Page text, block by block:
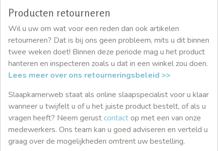
Producten retourneren
Wil u uw om wat voor een reden dan ook artikelen
retourneren? Dat is bij ons geen probleem, mits u dit binnen
twee weken doet! Binnen deze periode mag u het product
hanteren en inspecteren zoals u dat in een winkel zou doen.
Lees meer over ons retourneringsbeleid >>
Slaapkamerweb staat als online slaapspecialist voor u klaar
wanneer u twijfelt u of u het juiste product bestelt, of als u
vragen heeft? Neem gerustcontactop met een van onze
medewerkers. Ons team kan u goed adviseren en verteld u
graag over de mogelijkheden omtrent uw bestelling.